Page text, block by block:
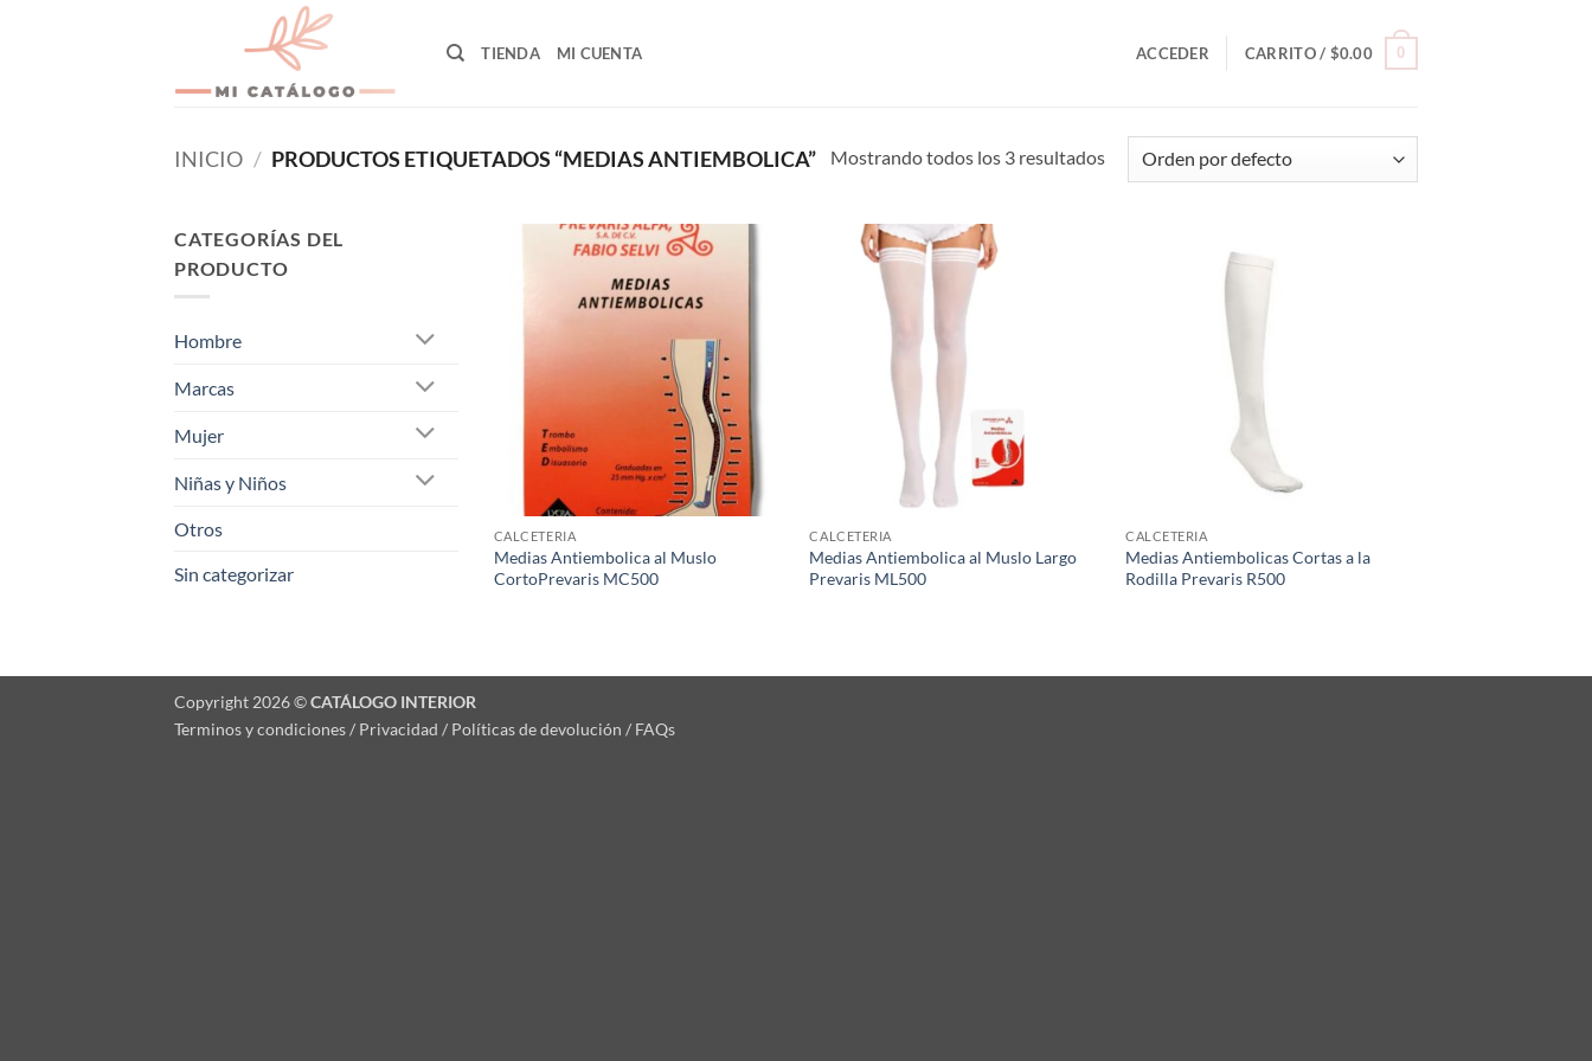
TIENDA MI CUENTA ACCEDER CARRITO / $0.00 0
INICIO / PRODUCTOS ETIQUETADOS “MEDIAS ANTIEMBOLICA” Mostrando todos los 3 resultados
CATEGORÍAS DEL
PRODUCTO
Hombre
Marcas
Mujer
Niñas y Niños
Otros
Sin categorizar
CALCETERIA
Medias Antiembolica al Muslo
CortoPrevaris MC500
CALCETERIA
Medias Antiembolica al Muslo Largo
Prevaris ML500
CALCETERIA
Medias Antiembolicas Cortas a la
Rodilla Prevaris R500
Copyright 2026 ©CATÁLOGO INTERIOR
Terminos y condiciones / Privacidad / Políticas de devolución / FAQs